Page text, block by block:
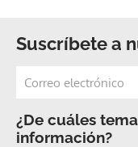
Suscríbete a
¿De cuáles
información?